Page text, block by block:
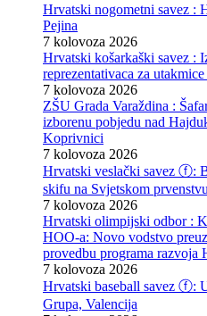
Hrvatski nogometni savez :
Pejina
7 kolovoza 2026
Hrvatski košarkaški savez :
reprezentativaca za
7 kolovoza 2026
ZŠU Grada Varaždina :
izborenu pobjedu nad
Koprivnici
7 kolovoza 2026
Hrvatski veslački savez ⓕ:
skifu na Svjetskom
7 kolovoza 2026
Hrvatski olimpijski odbor :
HOO-a: Novo vodstvo
provedbu programa razvoja
7 kolovoza 2026
Hrvatski baseball savez ⓕ:
Grupa, Valencija